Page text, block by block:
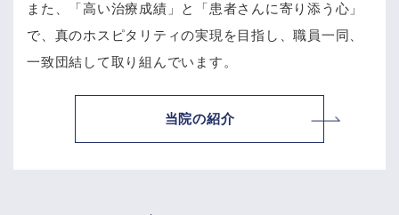
また、「高い治療成績」と「患者さんに寄り添う心」
で、 真のホスピタリティの実現を目指し、職員一同、
一致団結して取り組んでいます。
当院の紹介